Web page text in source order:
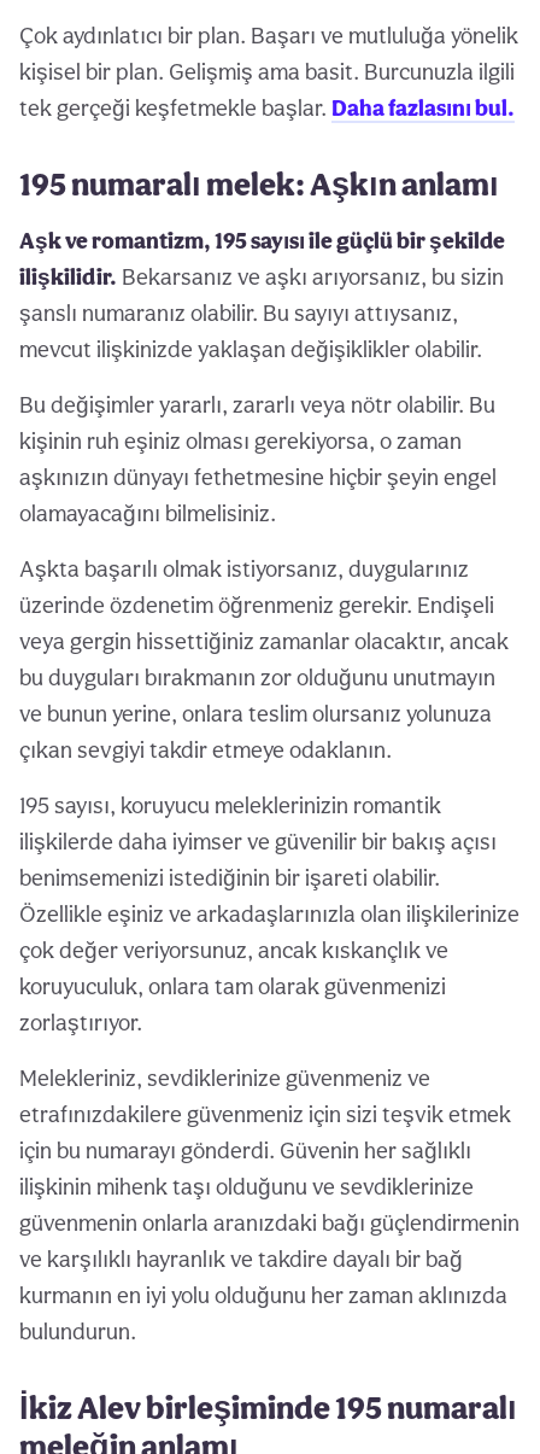
Çok aydınlatıcı bir plan. Başarı ve mutluluğa yönelik
kişisel bir plan. Gelişmiş ama basit. Burcunuzla ilgili
tek gerçeği keşfetmekle başlar. Daha fazlasını bul.
195 numaralı melek: Aşkın anlamı
Aşk ve romantizm, 195 sayısı ile güçlü bir şekilde
ilişkilidir. Bekarsanız ve aşkı arıyorsanız, bu sizin
şanslı numaranız olabilir. Bu sayıyı attıysanız,
mevcut ilişkinizde yaklaşan değişiklikler olabilir.
Bu değişimler yararlı, zararlı veya nötr olabilir. Bu
kişinin ruh eşiniz olması gerekiyorsa, o zaman
aşkınızın dünyayı fethetmesine hiçbir şeyin engel
olamayacağını bilmelisiniz.
Aşkta başarılı olmak istiyorsanız, duygularınız
üzerinde özdenetim öğrenmeniz gerekir. Endişeli
veya gergin hissettiğiniz zamanlar olacaktır, ancak
bu duyguları bırakmanın zor olduğunu unutmayın
ve bunun yerine, onlara teslim olursanız yolunuza
çıkan sevgiyi takdir etmeye odaklanın.
195 sayısı, koruyucu meleklerinizin romantik
ilişkilerde daha iyimser ve güvenilir bir bakış açısı
benimsemenizi istediğinin bir işareti olabilir.
Özellikle eşiniz ve arkadaşlarınızla olan ilişkilerinize
çok değer veriyorsunuz, ancak kıskançlık ve
koruyuculuk, onlara tam olarak güvenmenizi
zorlaştırıyor.
Melekleriniz, sevdiklerinize güvenmeniz ve
etrafınızdakilere güvenmeniz için sizi teşvik etmek
için bu numarayı gönderdi. Güvenin her sağlıklı
ilişkinin mihenk taşı olduğunu ve sevdiklerinize
güvenmenin onlarla aranızdaki bağı güçlendirmenin
ve karşılıklı hayranlık ve takdire dayalı bir bağ
kurmanın en iyi yolu olduğunu her zaman aklınızda
bulundurun.
İkiz Alev birleşiminde 195 numaralı
meleğin anlamı